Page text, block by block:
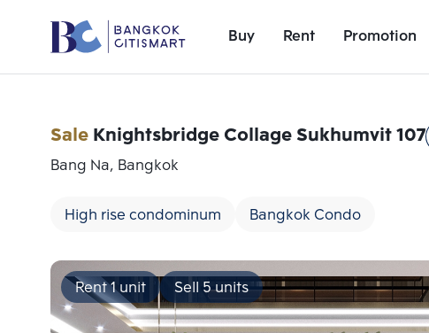
Buy Rent Promotion
SaleKnightsbridge Collage Sukhumvit 107
Bang Na, Bangkok
High rise condominum Bangkok Condo
Rent 1 unit Sell 5 units
Add comparative units
Number 1